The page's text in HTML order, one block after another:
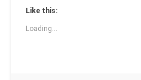
Like this:
Loading...